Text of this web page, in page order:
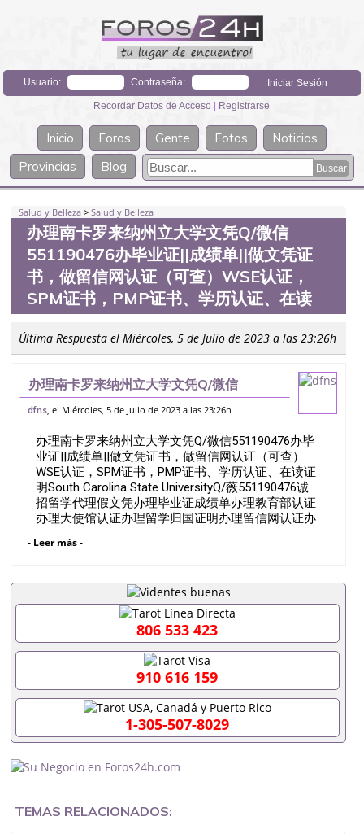
Usuario: Contraseña:
Recordar Datos de Acceso | Registrarse
Inicio Foros Gente Fotos
Noticias
Provincias
Blog
Salud y Belleza >Salud y Belleza
办理南卡罗来纳州立大学文凭Q/微信
551190476办毕业证||成绩单||做文凭证
书，做留信网认证（可查）WSE认证，
SPM证书，PMP证书、学历认证、在读
Última Respuesta el Miércoles, 5 de Julio de 2023 a las 23:26h
办理南卡罗来纳州立大学文凭Q/微信
551190476办毕业证||成绩单||做文凭证
SPM证书，PMP证书、学历认证、在读
dfns , el Miércoles, 5 de Julio de 2023 a las 23:26h
办理南卡罗来纳州立大学文凭Q/微信551190476办毕
业证||成绩单||做文凭证书，做留信网认证（可查）
WSE认证，SPM证书，PMP证书、学历认证、在读证
明South Carolina State UniversityQ/薇551190476诚
招留学代理假文凭办理毕业证成绩单办理教育部认证
办理大使馆认证办理留学归国证明办理留信网认证办
办理学位证书办理美国文凭办理澳洲文凭办理英国文
1、毕业证+成绩单+留学回国人员证明+教育部认证,
录取通知书，雅思。（全套留学回国必备证明材料，
给父母及亲朋好友一份完美交代）； 2、雅思、托
福，OFFER，在读证明，学生卡等留学相关材料（申
请学校、转学，甚至是申请工签都可以用到）。 注：
上述材料，随时都可以安排办理，毕业证成绩单，学
校，专业，学位，毕业时间都可以根据客户要求安
排。 国内找工作假的毕业证可以用吗551190476假的
毕业证成绩单可以办学历认证吗551190476要定居国
外需要办理什么材料551190476入职事业单位/国企假
的毕业证会查吗551190476入职国企/事业单位需要些
拿不到毕业证怎么办, 毕业证丢了怎么办, 没有正常毕
否因为递交材料不齐而被拒之门外551190476您是否
- Leer más -
806 533 423
910 616 159
1-305-507-8029
TEMAS RELACIONADOS: